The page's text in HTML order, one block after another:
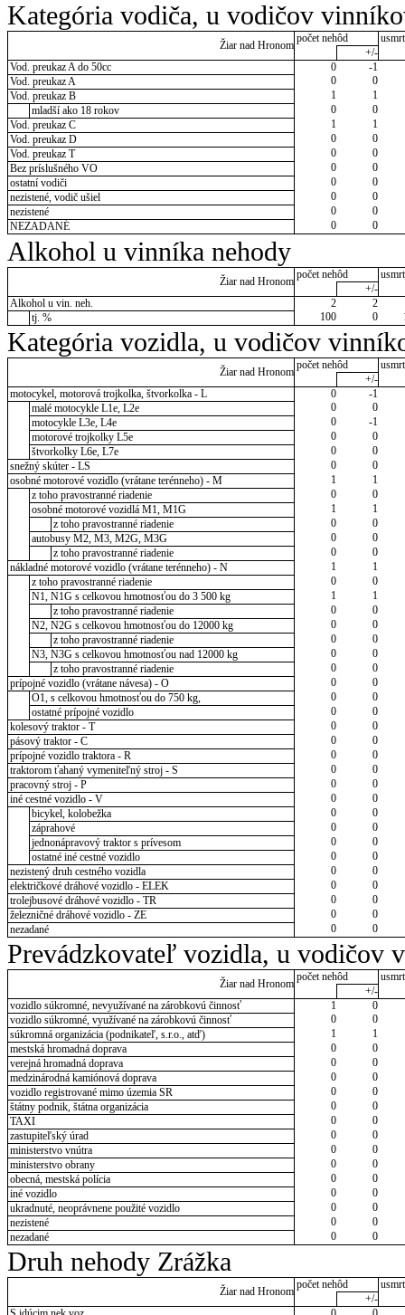
Kategória vodiča, u vodičov
Žiar nad Hronom
počet nehôd
+/-
Vod. preukaz A do 50cc
0
-1
Vod. preukaz A
0
0
Vod. preukaz B
1
1
mladší ako 18 rokov
0
0
Vod. preukaz C
1
1
Vod. preukaz D
0
0
Vod. preukaz T
0
0
Bez príslušného VO
0
0
ostatní vodiči
0
0
nezistené, vodič ušiel
0
0
nezistené
0
0
NEZADANÉ
0 0
Alkohol u vinníka nehody
Žiar nad Hronom
počet nehôd
+/-
Alkohol u vin. neh.
2
2
tj. %
100 0
Kategória vozidla, u vodičov
Žiar nad Hronom
počet nehôd
+/-
motocykel, motorová trojkolka, štvorkolka - L
0
-1
malé motocykle L1e, L2e
0
0
motocykle L3e, L4e
0
-1
motorové trojkolky L5e
0
0
štvorkolky L6e, L7e
0
0
snežný skúter - LS
0
0
osobné motorové vozidlo (vrátane terénneho) - M
1
1
z toho pravostranné riadenie
0
0
osobné motorové vozidlá M1, M1G
1
1
z toho pravostranné riadenie
0
0
autobusy M2, M3, M2G, M3G
0
0
z toho pravostranné riadenie
0
0
nákladné motorové vozidlo (vrátane terénneho) - N
1
1
z toho pravostranné riadenie
0
0
N1, N1G s celkovou hmotnosťou do 3 500 kg
1
1
z toho pravostranné riadenie
0
0
N2, N2G s celkovou hmotnosťou do 12000 kg
0
0
z toho pravostranné riadenie
0
0
N3, N3G s celkovou hmotnosťou nad 12000 kg
0
0
z toho pravostranné riadenie
0
0
prípojné vozidlo (vrátane návesa) - O
0
0
O1, s celkovou hmotnosťou do 750 kg,
0
0
ostatné prípojné vozidlo
0
0
kolesový traktor - T
0
0
pásový traktor - C
0
0
prípojné vozidlo traktora - R
0
0
traktorom ťahaný vymeniteľný stroj - S
0
0
pracovný stroj - P
0
0
iné cestné vozidlo - V
0
0
bicykel, kolobežka
0
0
záprahové
0
0
jednonápravový traktor s prívesom
0
0
ostatné iné cestné vozidlo
0
0
nezistený druh cestného vozidla
0
0
električkové dráhové vozidlo - ELEK
0
0
trolejbusové dráhové vozidlo - TR
0
0
železničné dráhové vozidlo - ZE
0
0
nezadané
0 0
Prevádzkovateľ vozidla, u vodičov
Žiar nad Hronom
počet nehôd
+/-
vozidlo súkromné, nevyužívané na zárobkovú činnosť
1
0
vozidlo súkromné, využívané na zárobkovú činnosť
0
0
súkromná organizácia (podnikateľ, s.r.o., atď)
1
1
mestská hromadná doprava
0
0
verejná hromadná doprava
0
0
medzinárodná kamiónová doprava
0
0
vozidlo registrované mimo územia SR
0
0
štátny podnik, štátna organizácia
0
0
TAXI
0
0
zastupiteľský úrad
0
0
ministerstvo vnútra
0
0
ministerstvo obrany
0
0
obecná, mestská polícia
0
0
iné vozidlo
0
0
ukradnuté, neoprávnene použité vozidlo
0
0
nezistené
0
0
nezadané
0 0
Druh nehody Zrážka
Žiar nad Hronom
počet nehôd
+/-